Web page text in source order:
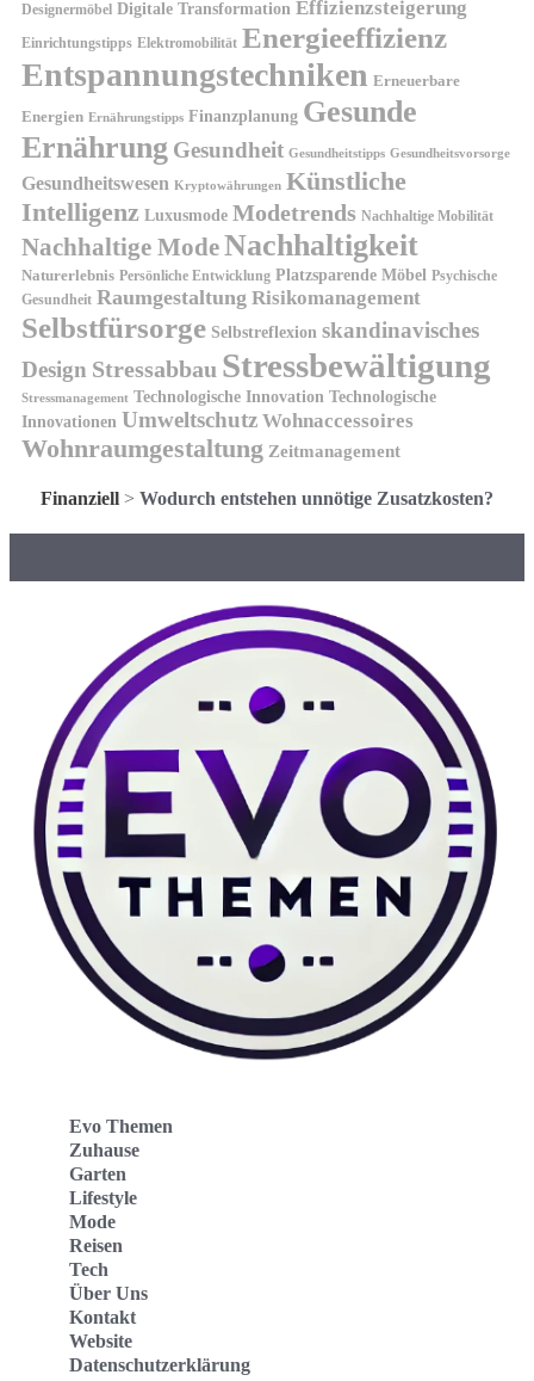
Designermöbel Digitale Transformation Effizienzsteigerung
Einrichtungstipps Elektromobilität Energieeffizienz
Entspannungstechniken Erneuerbare
Energien Ernährungstipps Finanzplanung Gesunde
Ernährung Gesundheit Gesundheitstipps Gesundheitsvorsorge
Gesundheitswesen Kryptowährungen Künstliche
Intelligenz Luxusmode Modetrends Nachhaltige Mobilität
Nachhaltige ModeNachhaltigkeit
Naturerlebnis Persönliche Entwicklung Platzsparende Möbel Psychische
Gesundheit Raumgestaltung Risikomanagement
Selbstfürsorge Selbstreflexion skandinavisches
Design Stressabbau Stressbewältigung
Stressmanagement Technologische Innovation Technologische
Innovationen Umweltschutz Wohnaccessoires
Wohnraumgestaltung Zeitmanagement
Finanziell > Wodurch entstehen unnötige Zusatzkosten?
Evo Themen
Zuhause
Garten
Lifestyle
Mode
Reisen
Tech
Über Uns
Kontakt
Website
Datenschutzerklärung